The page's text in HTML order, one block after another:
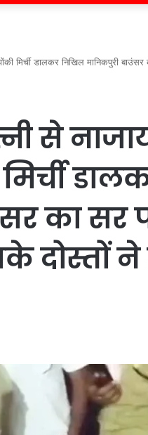
मिर्ची डालकर निखिल मानिकपुरी
से
का सर
ने